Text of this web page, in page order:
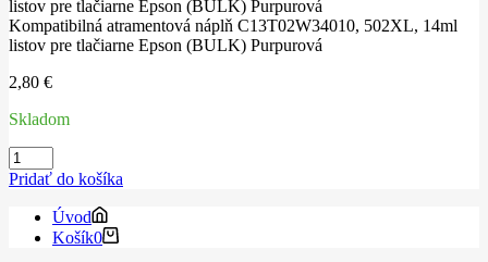
Kompatibilná atramentová náplň C13T02W34010, 502XL, 14ml
listov pre tlačiarne Epson (BULK) Purpurová
2,80 €
Skladom
množstvo
Kompatibilná
náplň
C13T02W34010,
Pridať do košíka
Úvod
Košík0